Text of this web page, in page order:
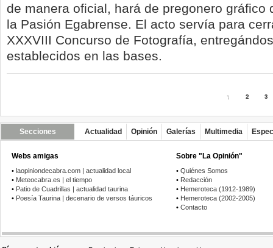
de manera oficial, hará de pregonero gráfico
la Pasión Egabrense. El acto servía para
XXXVIII Concurso de Fotografía,
establecidos en las bases.
1 2 3
Secciones Actualidad Opinión Galerías Multimedia
Webs amigas
• laopiniondecabra.com | actualidad local
• Meteocabra.es | el tiempo
• Patio de Cuadrillas | actualidad taurina
• Poesía Taurina | decenario de versos táuricos
Sobre "La Opinión"
• Quiénes Somos
• Redacción
• Hemeroteca (1912-1989)
• Hemeroteca (2002-2005)
• Contacto